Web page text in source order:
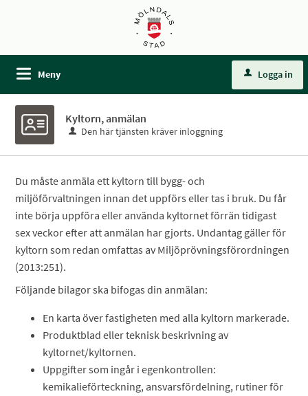
Meny Logga in
Kyltorn, anmälan
Den här tjänsten kräver inloggning
Du måste anmäla ett kyltorn till bygg- och
miljöförvaltningen innan det uppförs eller tas i bruk. Du får
inte börja uppföra eller använda kyltornet förrän tidigast
sex veckor efter att anmälan har gjorts. Undantag gäller för
kyltorn som redan omfattas av Miljöprövningsförordningen
(2013:251).
Följande bilagor ska bifogas din anmälan:
En karta över fastigheten med alla kyltorn markerade.
Produktblad eller teknisk beskrivning av
kyltornet/kyltornen.
Uppgifter som ingår i egenkontrollen:
kemikalieförteckning, ansvarsfördelning, rutiner för